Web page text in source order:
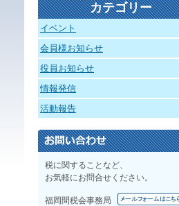
カテゴリー
イベント
会員様お知らせ
役員お知らせ
情報発信
活動報告
税に関することなど、
お気軽にお問合せください。
福岡間税会事務局